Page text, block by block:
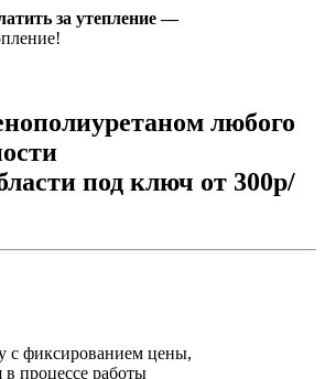
за утепление —
любого
под ключ от 300р/
с фиксированием цены,
в процессе работы